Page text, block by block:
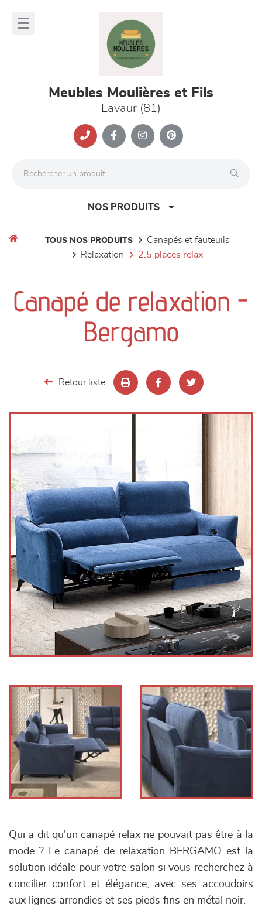
Meubles Moulières et Fils
Lavaur (81)
NOS PRODUITS
séjours
meubles de complément
TOUS NOS PRODUITS
canapés et fauteuils
relaxation
2.5 places relax
Canapé de relaxation -
Bergamo
Retour liste
Qui a dit qu'un canapé relax ne pouvait pas être à la
mode ? Le canapé de relaxation BERGAMO est la
solution idéale pour votre salon si vous recherchez à
concilier confort et élégance, avec ses accoudoirs
aux lignes arrondies et ses pieds fins en métal noir.